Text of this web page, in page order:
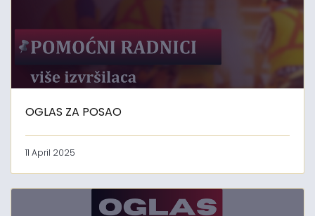
OGLAS ZA POSAO
11 April 2025